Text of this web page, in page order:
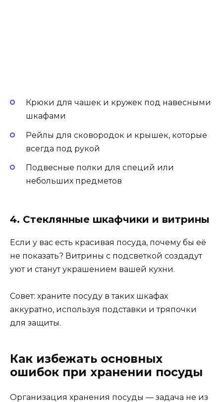
Крюки для чашек и кружек под навесными
шкафами
Рейлы для сковородок и крышек, которые
всегда под рукой
Подвесные полки для специй или
небольших предметов
4. Стеклянные шкафчики и витрины
Если у вас есть красивая посуда, почему бы её
не показать? Витрины с подсветкой создадут
уют и станут украшением вашей кухни.
Совет: храните посуду в таких шкафах
аккуратно, используя подставки и тряпочки
для защиты.
Как избежать основных
ошибок при хранении посуды
Организация хранения посуды — задача не из